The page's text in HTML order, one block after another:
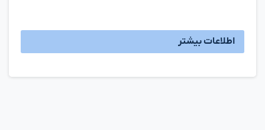
اطلاعات بیشتر